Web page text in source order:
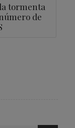
tormenta
de